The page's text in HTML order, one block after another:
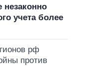
незаконно
учета более
рф
против